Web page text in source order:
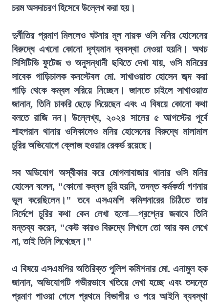
চরম অসদাচরণ হিসেবে উল্লেখ করা হয়।
দুর্নীতির প্রমাণ মিললেও ঘটনার মূল নায়ক ওসি মনির হোসেনের
বিরুদ্ধে এখনো কোনো দৃশ্যমান ব্যবস্থা নেওয়া হয়নি। অথচ
সিসিটিভি ফুটেজ ও অনুসন্ধানী ছবিতে দেখা যায়, ওসি মনিরের
সাবেক গাড়িচালক কনস্টেবল মো. সাখাওয়াত হোসেন জব্দ করা
গাড়ি থেকে কম্বল সরিয়ে নিচ্ছেন। জানতে চাইলে সাখাওয়াত
জানান, তিনি চাকরি ছেড়ে দিয়েছেন এবং এ বিষয়ে কোনো কথা
বলতে রাজি নন। উল্লেখ্য, ২০২৪ সালের ৫ আগস্টের পূর্বে
শাহপরান থানার ওসিকালেও মনির হোসেনের বিরুদ্ধে মালামাল
চুরির অভিযোগে ক্লোজ হওয়ার রেকর্ড রয়েছে।
সব অভিযোগ অস্বীকার করে মোগলাবাজার থানার ওসি মনির
হোসেন বলেন, "কোনো কম্বল চুরি হয়নি, তদন্ত কর্মকর্তা গণনায়
ভুল করেছিলেন।" তবে এসএমপি কমিশনারের চিঠিতে তার
নির্দেশে চুরির কথা কেন লেখা হলো—প্রশ্নের জবাবে তিনি
মন্তব্য করেন, "কেউ কারও বিরুদ্ধে লিখলে তো আর কম লেখে
না, তাই তিনি লিখেছেন।"
এ বিষয়ে এসএমপির অতিরিক্ত পুলিশ কমিশনার মো. এনামুল হক
জানান, অভিযোগটি গভীরভাবে খতিয়ে দেখা হচ্ছে এবং তদন্তে
প্রমাণ পাওয়া গেলে প্রথমে বিভাগীয় ও পরে আইনি ব্যবস্থা